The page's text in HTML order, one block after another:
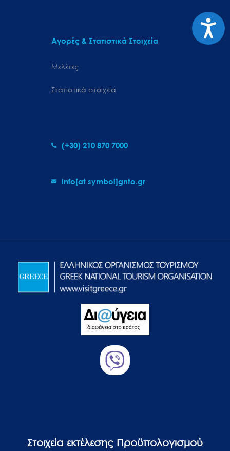
Αγορές & Στατιστικά Στοιχεία
Μελέτες
Στατιστικά στοιχεία
(+30) 210 870 7000
info[at symbol]gnto.gr
Στοιχεία εκτέλεσης Προϋπολογισμού